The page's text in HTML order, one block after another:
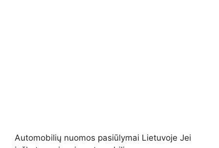
Automobilių nuomos pasiūlymai Lietuvoje Jei